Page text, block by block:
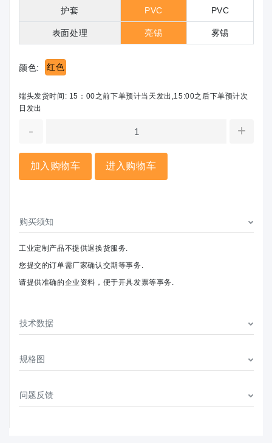
护套 PVC PVC
表面处理 亮锡 雾锡
颜色: 红色
端头发货时间: 15：00之前下单预计当天发出,15:00之后下单预计次
日发出
- +
加入购物车 进入购物车
购买须知
工业定制产品不提供退换货服务.
您提交的订单需厂家确认交期等事务.
请提供准确的企业资料，便于开具发票等事务.
技术数据
规格图
问题反馈